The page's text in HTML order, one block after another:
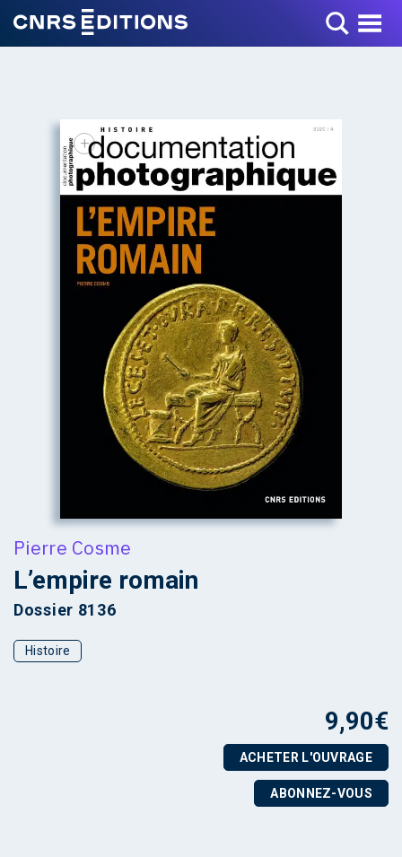
Toggle Menu
+
Pierre Cosme
L’empire romain
Dossier 8136
Histoire
9,90€
ACHETER L'OUVRAGE
ABONNEZ-VOUS